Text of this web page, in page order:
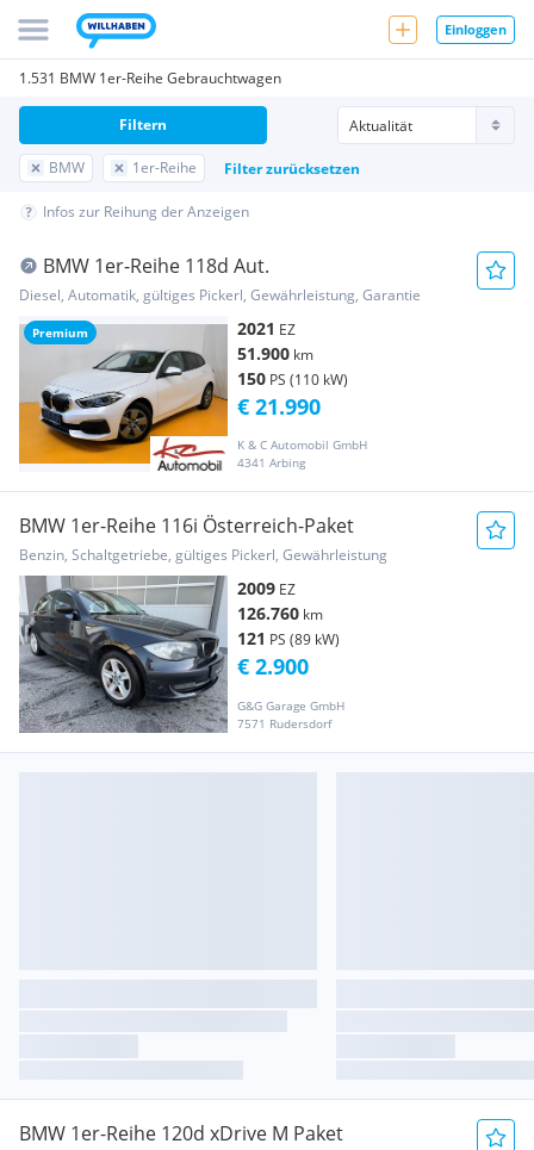
Einloggen
1.531 BMW 1er-Reihe Gebrauchtwagen
BMW 1er-Reihe Filter zurücksetzen
Filtern
Infos zur Reihung der Anzeigen
Premium
BMW 1er-Reihe 118d Aut.
Diesel, Automatik, gültiges Pickerl, Gewährleistung, Garantie
2021 EZ
51.900 km
150 PS (110 kW)
K & C Automobil GmbH
4341 Arbing
€ 21.990
BMW 1er-Reihe 116i Österreich-Paket
Benzin, Schaltgetriebe, gültiges Pickerl, Gewährleistung
2009 EZ
126.760 km
121 PS (89 kW)
G&G Garage GmbH
7571 Rudersdorf
€ 2.900
BMW 1er-Reihe 120d xDrive M Paket